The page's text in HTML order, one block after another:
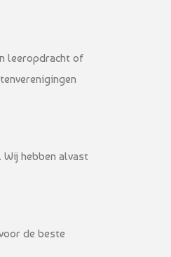
leeropdracht of
Wij hebben alvast
de beste